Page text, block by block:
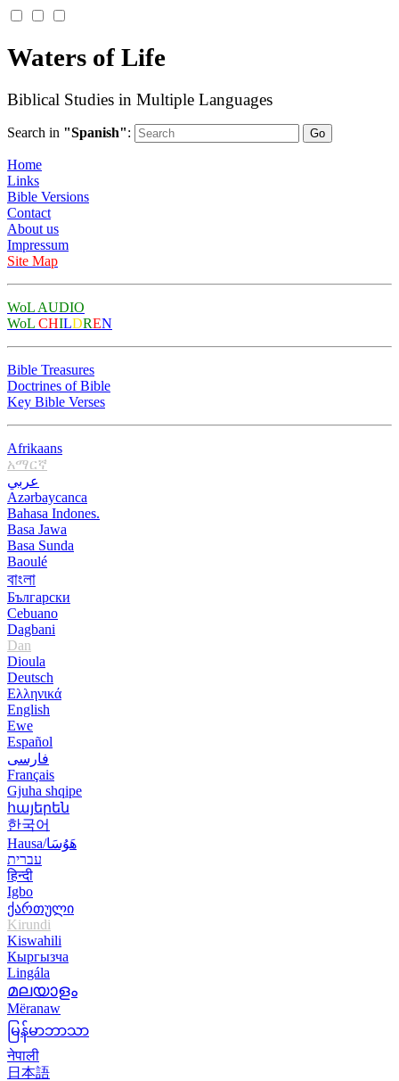
Waters of Life
Biblical Studies in Multiple Languages
Search in "Spanish":
Home
Links
Bible Versions
Contact
About us
Impressum
Site Map
WoL AUDIO
WoL CHILDREN
Bible Treasures
Doctrines of Bible
Key Bible Verses
Afrikaans
አማርኛ
عربي
Azərbaycanca
Bahasa Indones.
Basa Jawa
Basa Sunda
Baoulé
বাংলা
Български
Cebuano
Dagbani
Dan
Dioula
Deutsch
Ελληνικά
English
Ewe
Español
فارسی
Français
Gjuha shqipe
հայերեն
한국어
Hausa/هَوُسَا
עברית
हिन्दी
Igbo
ქართული
Kirundi
Kiswahili
Кыргызча
Lingála
മലയാളം
Mëranaw
မြန်မာဘာသာ
नेपाली
日本語